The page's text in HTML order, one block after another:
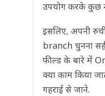
उपयोग करके कुछ
इसलिए, अपनी
branch चुनना
फील्ड के बारे में
क्या काम किया
गहराई से जाने.